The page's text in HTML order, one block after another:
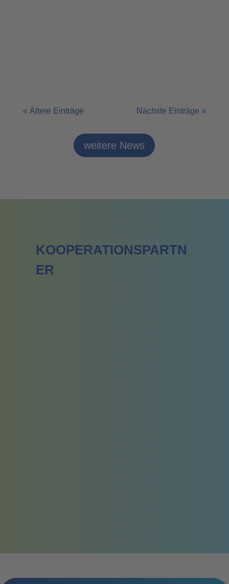
« Ältere Einträge Nächste Einträge »
weitere News
KOOPERATIONSPARTN
ER